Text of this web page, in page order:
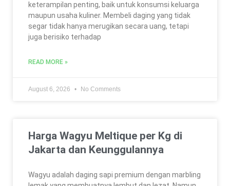
keterampilan penting, baik untuk konsumsi keluarga
maupun usaha kuliner. Membeli daging yang tidak
segar tidak hanya merugikan secara uang, tetapi
juga berisiko terhadap
READ MORE »
August 6, 2026 No Comments
Harga Wagyu Meltique per Kg di
Jakarta dan Keunggulannya
Wagyu adalah daging sapi premium dengan marbling